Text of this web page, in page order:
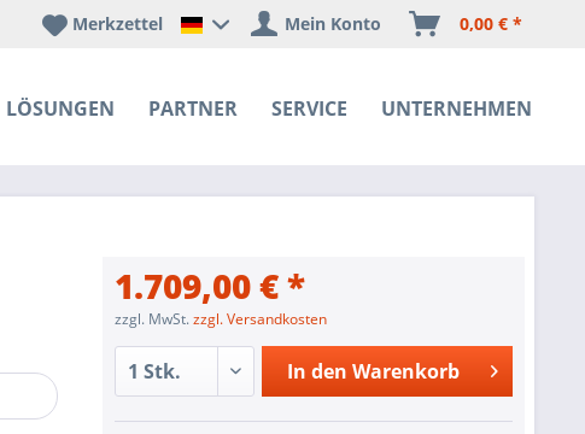
LÖSUNGEN PARTNER SERVICE UNTERNEHMEN
Happyware Deutschland
Merkzettel Mein Konto 0,00 € *
1.709,00 € *
zzgl. MwSt.zzgl. Versandkosten
In den Warenkorb